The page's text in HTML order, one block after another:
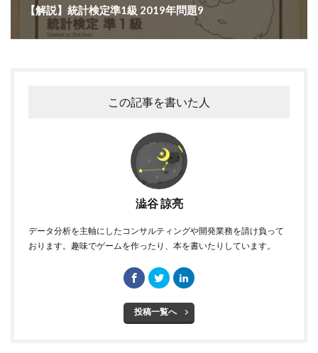
【解説】統計検定準1級 2019年問題9
この記事を書いた人
澁谷 諒亮
データ分析を主軸にしたコンサルティングや開発業務を請け負って
おります。趣味でゲームを作ったり、本を書いたりしています。
投稿一覧へ